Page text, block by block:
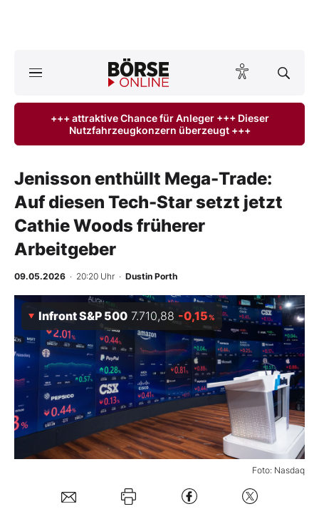
ktuelle Ausgabe BÖRSE ONLINE lesen
Anlageprodukte
Finanz-Check
Abo & Shop
BO-Musterdepots
Experten
Mein B:O
Mein Konto
Folgen Sie uns
Kontakt
+++ attraktive Chance für Anleger +++ Dieser
Nutzfahrzeugkonzern überzeugt +++
Jenisson enthüllt Mega-Trade:
Auf diesen Tech-Star setzt jetzt
Cathie Woods früherer
Arbeitgeber
09.05.2026 · 20:20 Uhr · Dustin Porth
Foto: Nasdaq
Infront S&P 500 7.710,88 -0,15%